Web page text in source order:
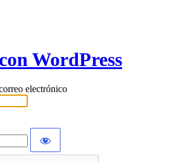
WordPress
electrónico